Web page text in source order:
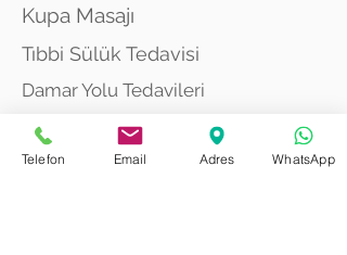
Kupa Masajı
Tıbbi Sülük Tedavisi
Damar Yolu Tedavileri
Telefon Email Adres WhatsApp